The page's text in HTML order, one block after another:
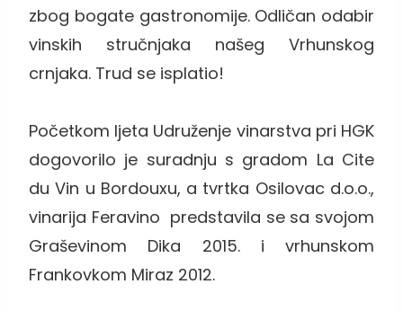
zbog bogate gastronomije. Odličan odabir
vinskih stručnjaka našeg Vrhunskog
crnjaka. Trud se isplatio!
Početkom ljeta Udruženje vinarstva pri HGK
dogovorilo je suradnju s gradom La Cite
du Vin u Bordouxu, a tvrtka Osilovac d.o.o.,
vinarija Feravino predstavila se sa svojom
Graševinom Dika 2015. i vrhunskom
Frankovkom Miraz 2012.